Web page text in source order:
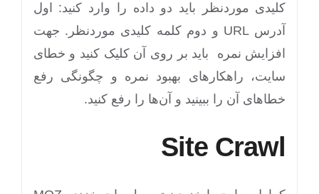
کلیدی موردنظر باید دو داده را وارد کنید: اول
آدرس URL و دوم کلمه کلیدی موردنظر. جهت
افزایش نمره باید بر روی آن کلیک کنید و خطای
سایت، راهکارهای بهبود نمره و چگونگی رفع
خطاهای آن را ببینید و آن‌ها را رفع کنید.
Site Crawl